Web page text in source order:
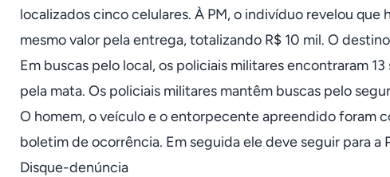
localizados cinco celulares. À PM, o indivíduo revelou
mesmo valor pela entrega, totalizando R$ 10 mil. O
Em buscas pelo local, os policiais militares encontraram
pela mata. Os policiais militares mantêm buscas pelo
O homem, o veículo e o entorpecente apreendido foram
boletim de ocorrência. Em seguida ele deve seguir para a
Disque-denúncia